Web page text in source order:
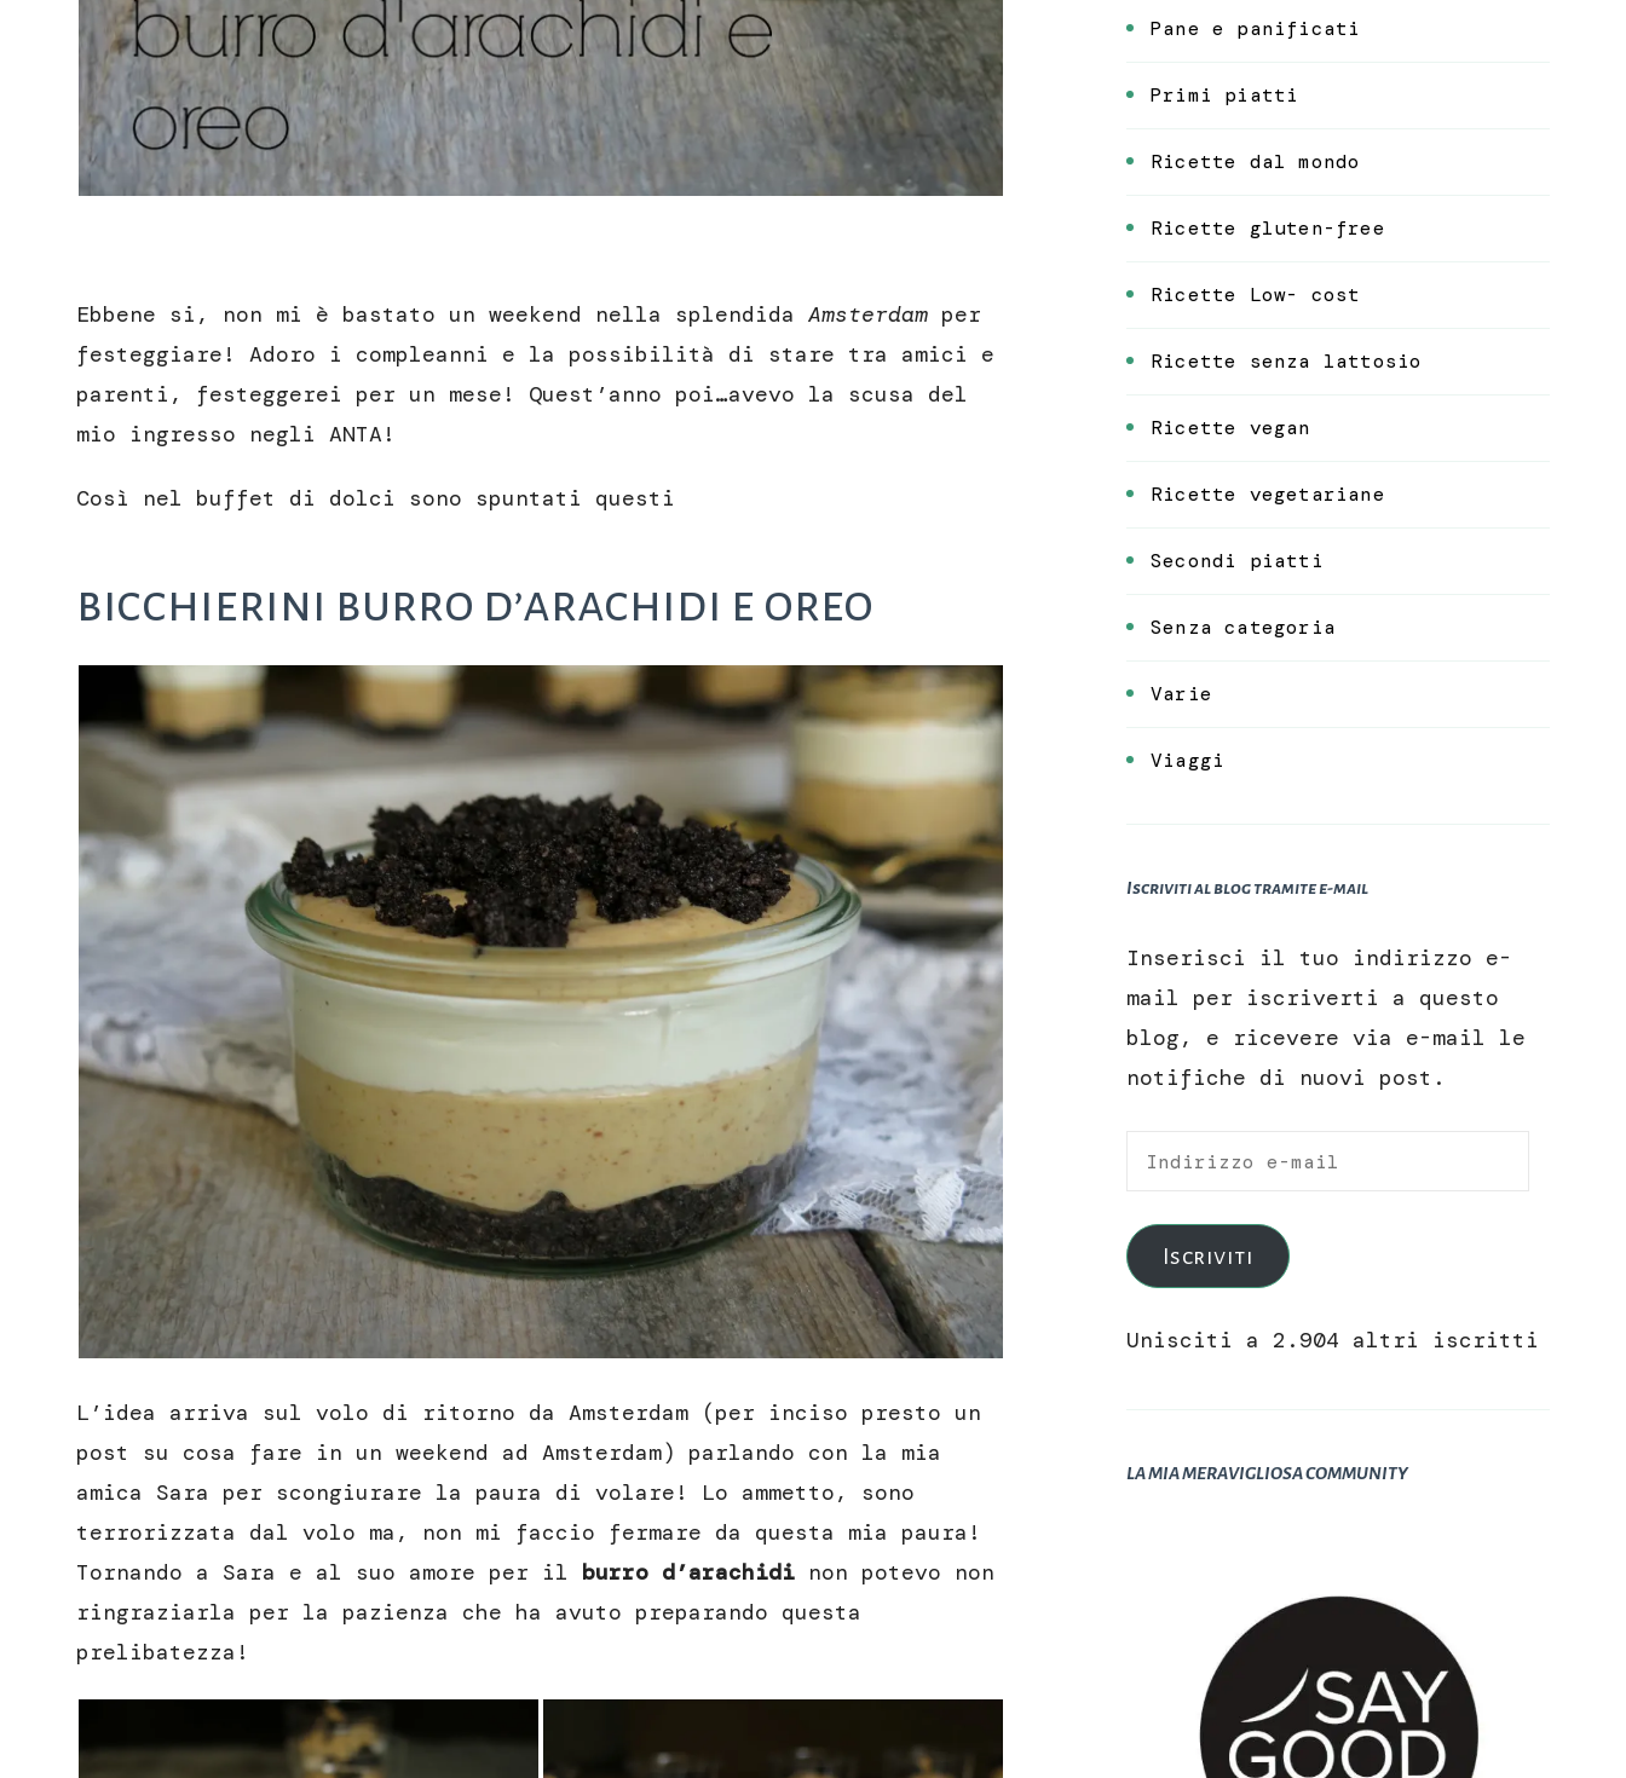
Ebbene si, non mi è bastato un weekend nella splendida Amsterdam per
festeggiare! Adoro i compleanni e la possibilità di stare tra amici e
parenti, festeggerei per un mese! Quest’anno poi…avevo la scusa del
mio ingresso negli ANTA!
Così nel buffet di dolci sono spuntati questi
bicchierini burro d’arachidi e oreo
L’idea arriva sul volo di ritorno da Amsterdam (per inciso presto un
post su cosa fare in un weekend ad Amsterdam) parlando con la mia
amica Sara per scongiurare la paura di volare! Lo ammetto, sono
terrorizzata dal volo ma, non mi faccio fermare da questa mia paura!
Tornando a Sara e al suo amore per il burro d’arachidi non potevo non
ringraziarla per la pazienza che ha avuto preparando questa
prelibatezza!
Pane e panificati
Primi piatti
Ricette dal mondo
Ricette gluten-free
Ricette Low- cost
Ricette senza lattosio
Ricette vegan
Ricette vegetariane
Secondi piatti
Senza categoria
Varie
Viaggi
Iscriviti al blog tramite e-mail
Inserisci il tuo indirizzo e-
mail per iscriverti a questo
blog, e ricevere via e-mail le
notifiche di nuovi post.
Indirizzo
mail
Iscriviti
Unisciti a 2.904 altri iscritti
LA MIA MERAVIGLIOSA COMMUNITY